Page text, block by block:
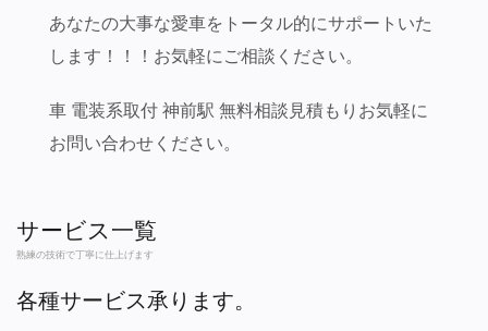
あなたの大事な愛車をトータル的にサポートいた
します！！！お気軽にご相談ください。
車 電装系取付 神前駅 無料相談見積もりお気軽に
お問い合わせください。
サービス一覧
熟練の技術で丁寧に仕上げます
各種サービス承ります。